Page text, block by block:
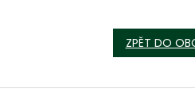
ZPĚT DO
Z